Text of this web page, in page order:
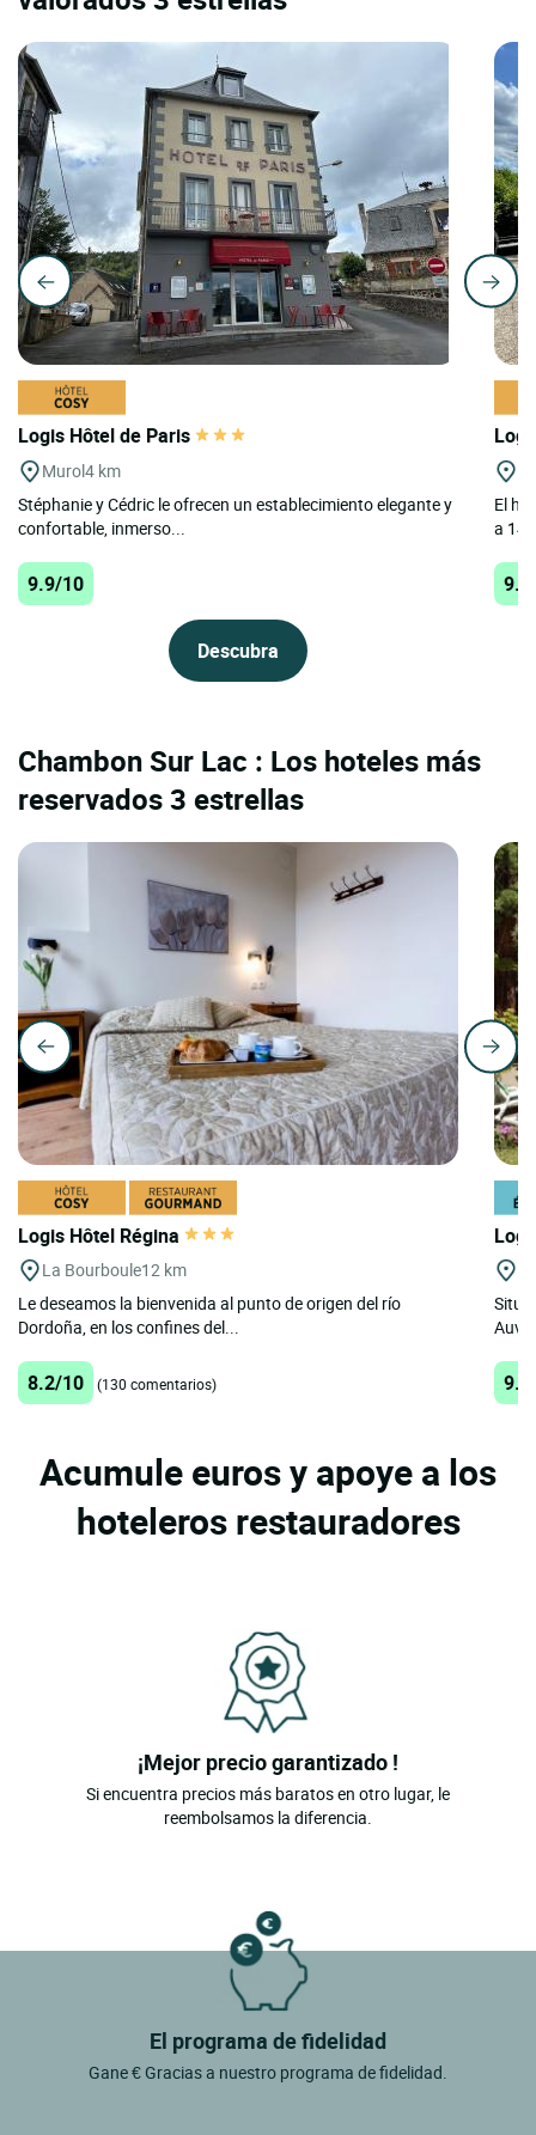
Logis Hôtel de Paris
Murol4 km
Stéphanie y Cédric le ofrecen un establecimiento elegante y
confortable, inmerso...
9.9/10
Descubra
El
a 14
Chambon Sur Lac : Los hoteles más
reservados 3 estrellas
Logis Hôtel Régina
La Bourboule12 km
Le deseamos la bienvenida al punto de origen del río
Dordoña, en los confines del...
8.2/10 (130 comentarios)
Acumule euros y apoye a los
hoteleros restauradores
¡Mejor precio garantizado !
Si encuentra precios más baratos en otro lugar, le
reembolsamos la diferencia.
El programa de fidelidad
Gane € Gracias a nuestro programa de fidelidad.